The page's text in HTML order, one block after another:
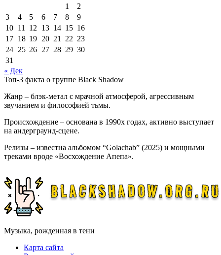
1
2
3
4 5 6 7 8
9
10 11 12 13 14 15 16
17 18 19 20 21 22 23
24 25 26 27 28 29 30
31
« Дек
Топ-3 факта о группе Black Shadow
Жанр – блэк-метал с мрачной атмосферой, агрессивным
звучанием и философией тьмы.
Происхождение – основана в 1990х годах, активно выступает
на андерграунд-сцене.
Релизы – известна альбомом “Golachab” (2025) и мощными
треками вроде «Восхождение Апепа».
Музыка, рожденная в тени
Карта сайта